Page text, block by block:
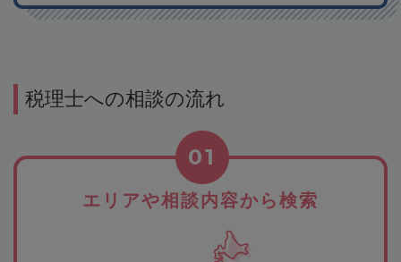
税理士への相談の流れ
エリアや相談内容から検索
01